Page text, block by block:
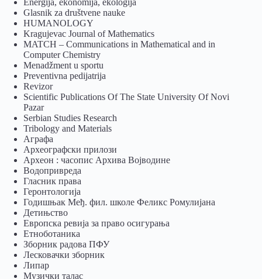
Glasnik za društvene nauke
HUMANOLOGY
Kragujevac Journal of Mathematics
MATCH – Communications in Mathematical and in
Computer Chemistry
Menadžment u sportu
Preventivna pedijatrija
Revizor
Scientific Publications Of The State University Of Novi
Pazar
Serbian Studies Research
Tribology and Materials
Аграфа
Археографски прилози
Археон : часопис Архива Војводине
Водопривреда
Гласник права
Геронтологија
Годишњак Међ. фил. школе Феликс Ромулијана
Детињство
Европска ревија за право осигурања
Eтноботаника
Зборник радова ПФУ
Лесковачки зборник
Липар
Музички талас